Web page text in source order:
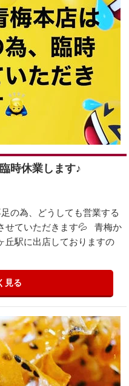
時休業します♪
の為、どうしても営業する
せていただきます💦 青梅か
丘駅に出店しておりますの
見る